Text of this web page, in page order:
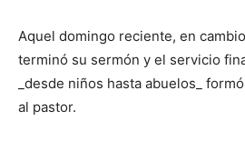
Aquel domingo reciente, en
terminó su sermón y el servicio
_desde niños hasta abuelos_
al pastor.